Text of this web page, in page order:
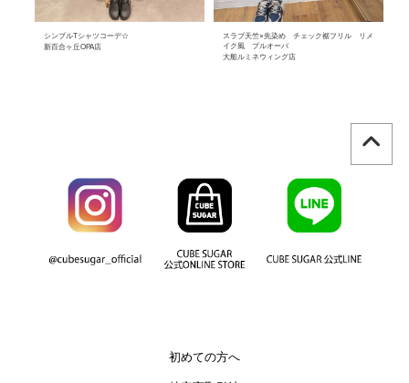
シンプルTシャツコーデ☆
新百合ヶ丘OPA店
スラブ天竺×先染め チェック裾フリル リメ
イク風 プルオーバ
大船ルミネウィング店
初めての方へ